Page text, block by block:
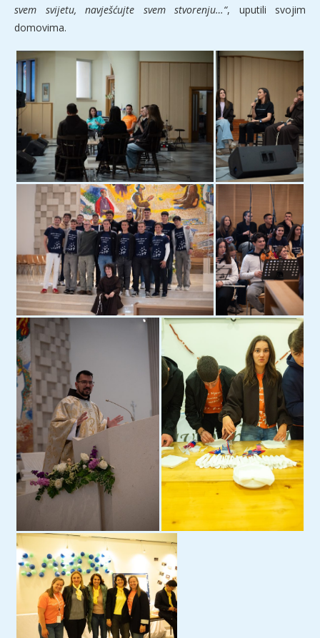
svem svijetu, navješćujte svem stvorenju…“, uputili svojim
domovima.